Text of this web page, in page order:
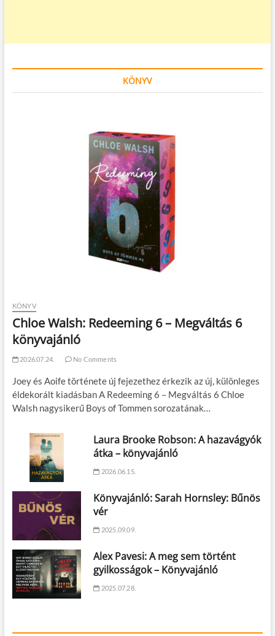
KÖNYV
KÖNYV
Chloe Walsh: Redeeming 6 – Megváltás 6
könyvajánló
2026.07.24. No Comments
Joey és Aoife története új fejezethez érkezik az új, különleges
éldekorált kiadásban A Redeeming 6 – Megváltás 6 Chloe
Walsh nagysikerű Boys of Tommen sorozatának…
Laura Brooke Robson: A hazavágyók
átka – könyvajánló
2026.06.15.
Könyvajánló: Sarah Hornsley: Bűnös
vér
2025.09.09.
Alex Pavesi: A meg sem történt
gyilkosságok – Könyvajánló
2025.07.28.